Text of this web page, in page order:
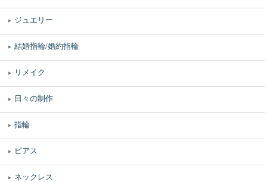
ジュエリー
結婚指輪/婚約指輪
リメイク
日々の制作
指輪
ピアス
ネックレス